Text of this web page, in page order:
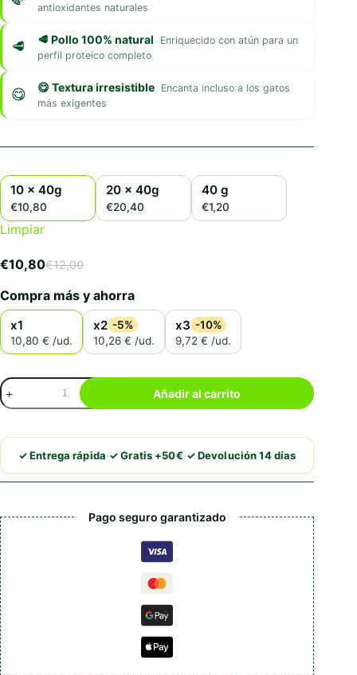
antioxidantes naturales
🥩 Pollo 100% natural
Enriquecido con atún para un
perfil proteico completo
😋 Textura irresistible Encanta incluso a los gatos
más exigentes
10 x 40g
€10,80
20 x 40g
€20,40
40 g
€1,20
Limpiar
€12,00
El
precio
original
€12,00.
€10,80El
precio
actual
€10,80.
Compra más y ahorra
x1
10,80 € /ud.
x2 -5%
10,26 € /ud.
x3 -10%
9,72 € /ud.
Churu
Cat
Estofado
Pollo
con
Pollo
Añadir al carrito
✓ Entrega rápida·✓ Gratis +50€·✓ Devolución 14 días
Pago seguro garantizado